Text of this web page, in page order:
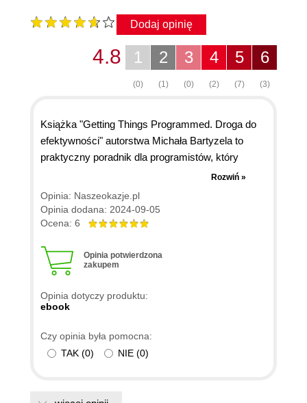
Dodaj opinię
6
(3)
5
(7)
4
(2)
3
(0)
2
(1)
1
(0)
4.8
Książka "Getting Things Programmed. Droga do
efektywności" autorstwa Michała Bartyzela to
praktyczny poradnik dla programistów, który
skupia się na poprawie efektywności pracy.
Bartyzel, jako doświadczony konsultant i trener w
firmie szkoleniowo-doradczej BNS IT, dzieli się
swoimi spostrzeżeniami oraz wiedzą na temat
Jego doświadczenie zawodowe sprawia, że
książka ma solidne podstawy praktyczne i
programisty to nie tylko pisanie kodu, ale także
szacowanie czasu. Wielu programistów boryka
się z problemami, które nieświadomie spowalniają
Rozwiń »
Opinia: Naszeokazje.pl
Opinia dodana: 2024-09-05
Ocena: 6
Opinia potwierdzona
zakupem
Opinia dotyczy produktu:
ebook
Czy opinia była pomocna:
TAK (0) NIE (0)